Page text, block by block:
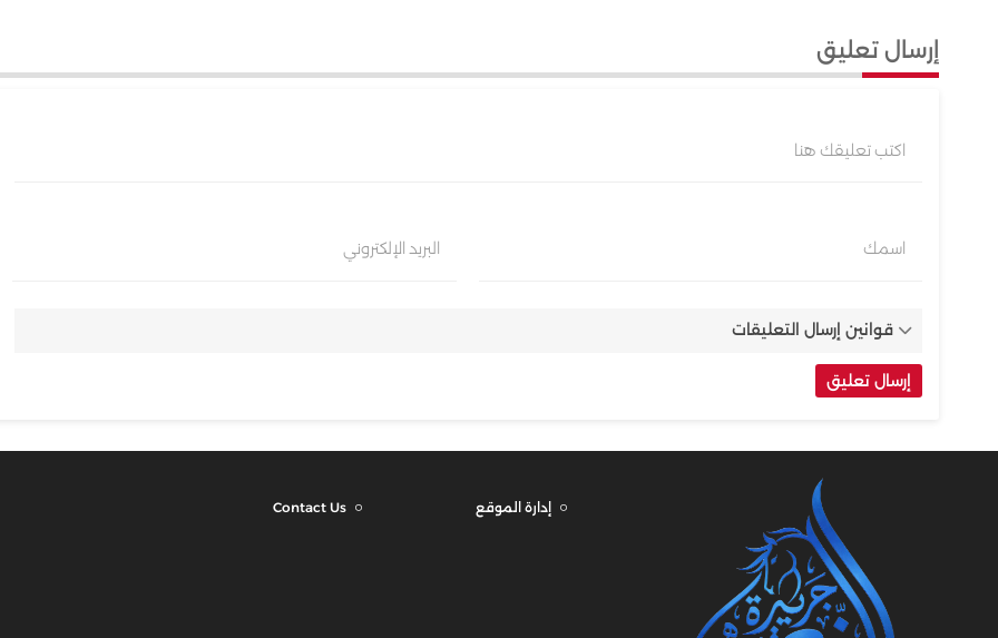
إرسال تعليق
اكتب تعليقك هنا
اسمك البريد الإلكتروني
قوانين إرسال التعليقات
إدارة الموقع Contact Us